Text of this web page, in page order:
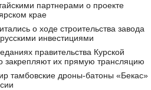
партнерами о проекте
крае
о ходе строительства завода
инвестициями
правительства Курской
закрепляют их прямую трансляцию
тамбовские дроны-батоны «Бекас»